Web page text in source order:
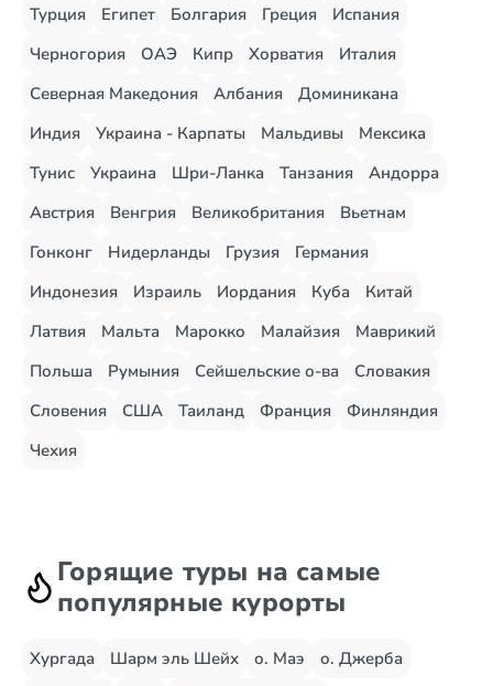
Турция Египет Болгария Греция
Испания
Черногория
ОАЭ Кипр Хорватия
Италия
Северная Македония
Албания
Доминикана
Индия
Украина - Карпаты Мальдивы
Мексика
Тунис
Украина Шри-Ланка Танзания
Андорра
Австрия
Венгрия Великобритания
Вьетнам
Гонконг
Нидерланды Грузия
Германия
Индонезия
Израиль Иордания Куба
Китай
Латвия
Мальта Марокко Малайзия
Маврикий
Польша
Румыния Сейшельские о-ва
Словакия
Словения
США Таиланд Франция
Финляндия
Чехия
Горящие туры на самые
популярные курорты
Хургада Шарм эль Шейх о. Маэ
о. Джерба